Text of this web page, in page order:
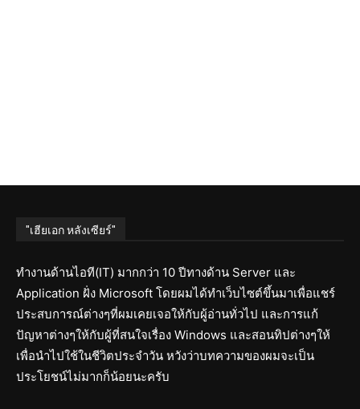
"เฮียเอก หลังเซียร์"
ทำงานด้านไอที(IT) มากกว่า 10 ปีทางด้าน Server และ
Application ฝั่ง Microsoft โดยผมได้ทำเว็บไซต์ขึ้นมาเพื่อแชร์
ประสบการณ์ต่างๆที่ผมเคยเจอให้กับผู้อ่านทั่วไป และการแก้
ปัญหาต่างๆให้กับผู้ที่สนใจเรื่อง Windows และสอนทิปต่างๆให้
เพื่อนำไปใช้ในชีวิตประจำวัน หวังว่าบทความของผมจะเป็น
ประโยชน์ไม่มากก็น้อยนะครับ